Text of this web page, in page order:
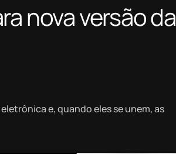
nova versão da
e, quando eles se unem, as